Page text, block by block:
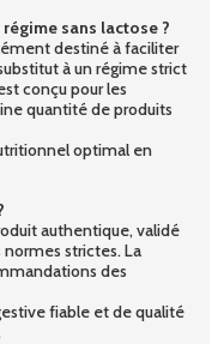
sans lactose ?
destiné à faciliter
à un régime strict
conçu pour les
quantité de produits
optimal en
authentique, validé
strictes. La
des
fiable et de qualité